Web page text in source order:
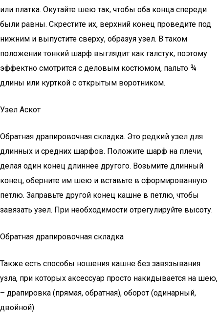
или платка. Окутайте шею так, чтобы оба конца спереди
были равны. Скрестите их, верхний конец проведите под
нижним и выпустите сверху, образуя узел. В таком
положении тонкий шарф выглядит как галстук, поэтому
эффектно смотрится с деловым костюмом, пальто ¾
длины или курткой с открытым воротником.
Узел Аскот
Обратная драпировочная складка. Это редкий узел для
длинных и средних шарфов. Положите шарф на плечи,
делая один конец длиннее другого. Возьмите длинный
конец, оберните им шею и вставьте в сформированную
петлю. Заправьте другой конец кашне в петлю, чтобы
завязать узел. При необходимости отрегулируйте высоту.
Обратная драпировочная складка
Также есть способы ношения кашне без завязывания
узла, при которых аксессуар просто накидывается на шею,
– драпировка (прямая, обратная), оборот (одинарный,
двойной).